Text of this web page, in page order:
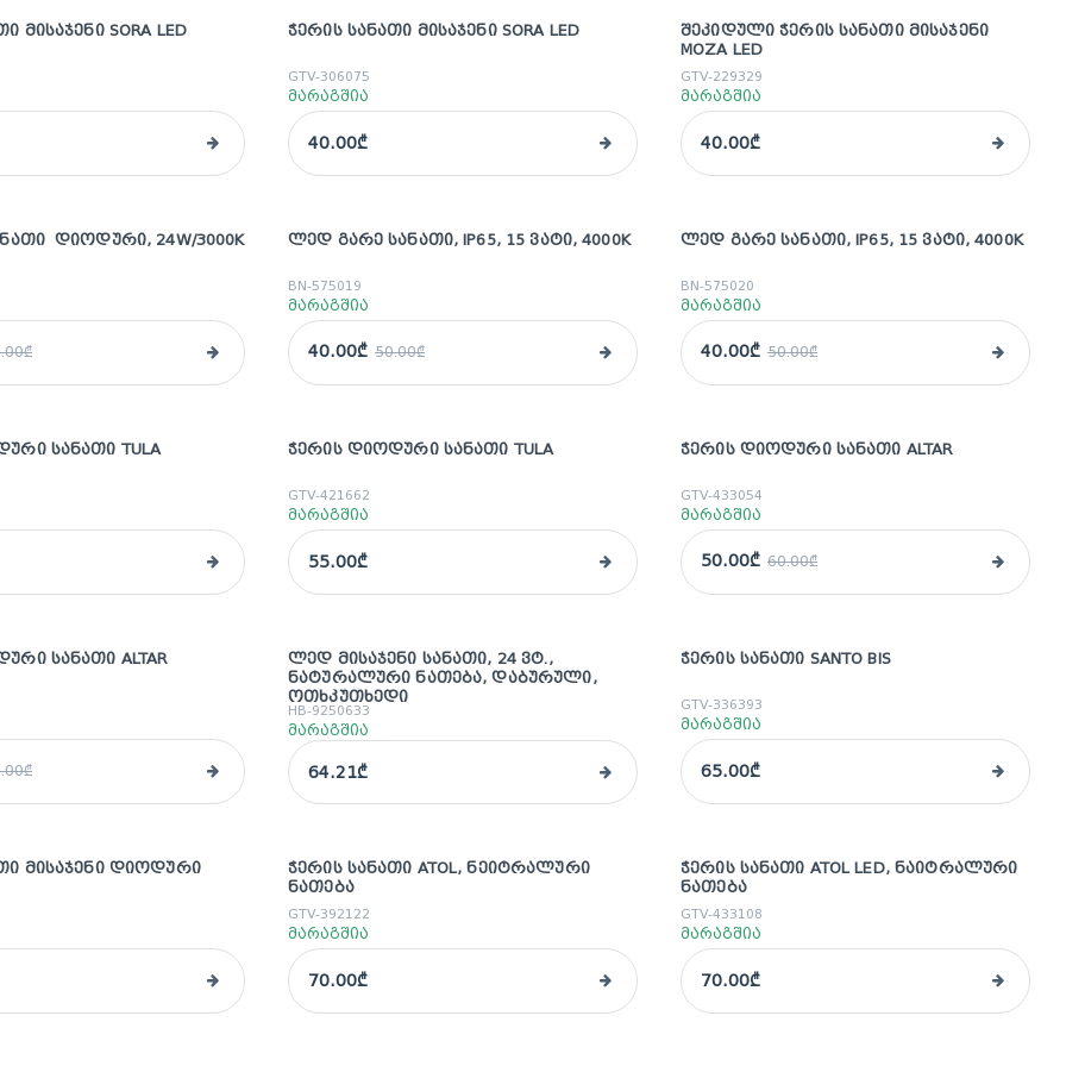
ᲛᲘᲡᲐᲯᲔᲜᲘ SORA LED ᲭᲔᲠᲘᲡ ᲡᲐᲜᲐᲗᲘ ᲛᲘᲡᲐᲯᲔᲜᲘ SORA LED
GTV-306075
მარაგშია
40.00₾
ᲨᲔᲙᲘᲓᲣᲚᲘ ᲭᲔᲠᲘᲡ ᲡᲐᲜᲐᲗᲘ ᲛᲘᲡᲐᲯᲔᲜᲘ
MOZA LED
GTV-229329
მარაგშია
40.00₾
ᲓᲘᲝᲓᲣᲠᲘ, 24W/3000K sale
ᲚᲔᲓ ᲒᲐᲠᲔ ᲡᲐᲜᲐᲗᲘ, IP65, 15 ᲕᲐᲢᲘ, 4000K
BN-575019
მარაგშია
40.00₾ 50.00₾
sale
ᲚᲔᲓ ᲒᲐᲠᲔ ᲡᲐᲜᲐᲗᲘ, IP65, 15 ᲕᲐᲢᲘ, 4000K
BN-575020
მარაგშია
40.00₾ 50.00₾
ᲡᲐᲜᲐᲗᲘ TULA ᲭᲔᲠᲘᲡ ᲓᲘᲝᲓᲣᲠᲘ ᲡᲐᲜᲐᲗᲘ TULA
GTV-421662
მარაგშია
55.00₾
sale
ᲭᲔᲠᲘᲡ ᲓᲘᲝᲓᲣᲠᲘ ᲡᲐᲜᲐᲗᲘ ALTAR
GTV-433054
მარაგშია
50.00₾ 60.00₾
ᲡᲐᲜᲐᲗᲘ ALTAR
ᲚᲔᲓ ᲛᲘᲡᲐᲯᲔᲜᲘ ᲡᲐᲜᲐᲗᲘ, 24 ᲕᲢ.,
ᲜᲐᲢᲣᲠᲐᲚᲣᲠᲘ ᲜᲐᲗᲔᲑᲐ, ᲓᲐᲑᲣᲠᲣᲚᲘ,
ᲝᲗᲮᲙᲣᲗᲮᲔᲓᲘ
HB-9250633
მარაგშია
64.21₾
ᲭᲔᲠᲘᲡ ᲡᲐᲜᲐᲗᲘ SANTO BIS
GTV-336393
მარაგშია
65.00₾
ᲛᲘᲡᲐᲯᲔᲜᲘ ᲓᲘᲝᲓᲣᲠᲘ
ᲭᲔᲠᲘᲡ ᲡᲐᲜᲐᲗᲘ ATOL, ᲜᲔᲘᲢᲠᲐᲚᲣᲠᲘ
ᲜᲐᲗᲔᲑᲐ
GTV-392122
მარაგშია
70.00₾
ᲭᲔᲠᲘᲡ ᲡᲐᲜᲐᲗᲘ ATOL LED, ᲜᲐᲘᲢᲠᲐᲚᲣᲠᲘ
ᲜᲐᲗᲔᲑᲐ
GTV-433108
მარაგშია
70.00₾